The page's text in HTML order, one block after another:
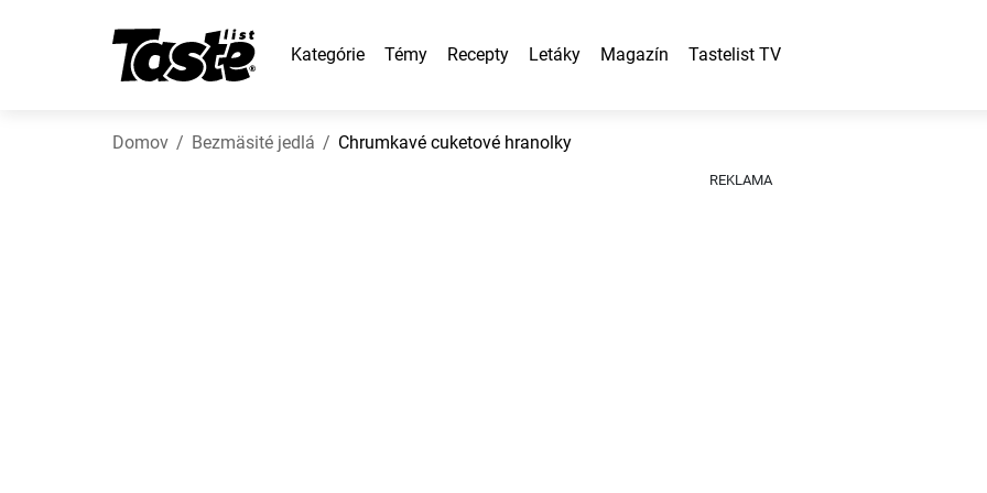
Kategórie Témy Recepty Letáky Magazín Tastelist TV
Domov Bezmäsité jedlá Chrumkavé cuketové hranolky
REKLAMA